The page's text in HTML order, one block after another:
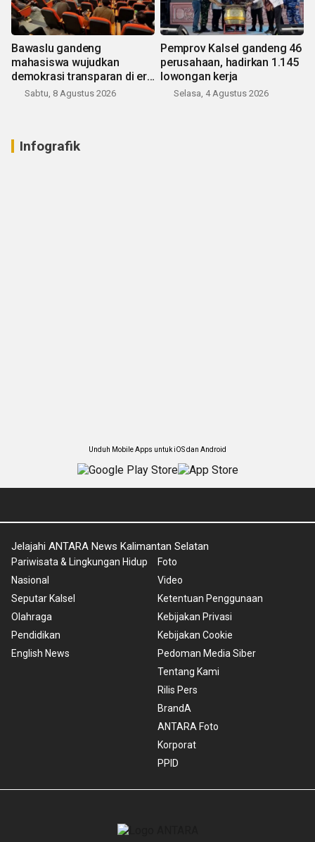
Bawaslu gandeng
mahasiswa wujudkan
demokrasi transparan di era
digital
Sabtu, 8 Agustus 2026
Pemprov Kalsel gandeng 46
perusahaan, hadirkan 1.145
lowongan kerja
Selasa, 4 Agustus 2026
Infografik
Unduh Mobile Apps untuk iOS dan Android
Jelajahi ANTARA News Kalimantan Selatan
Pariwisata & Lingkungan Hidup
Nasional
Seputar Kalsel
Olahraga
Pendidikan
English News
Foto
Video
Ketentuan Penggunaan
Kebijakan Privasi
Kebijakan Cookie
Pedoman Media Siber
Tentang Kami
Rilis Pers
BrandA
ANTARA Foto
Korporat
PPID